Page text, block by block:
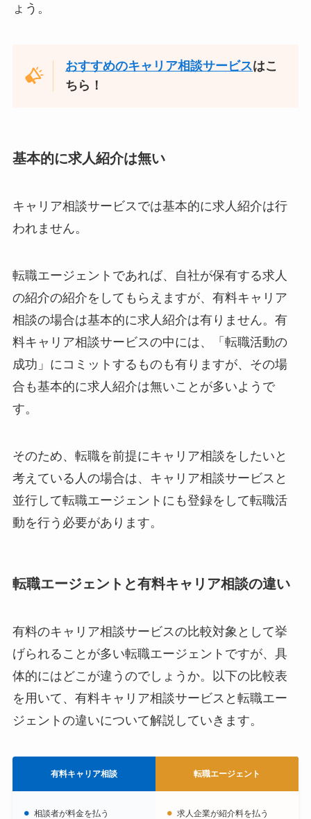
ょう。
おすすめのキャリア相談サービスはこ
ちら！
基本的に求人紹介は無い
キャリア相談サービスでは基本的に求人紹介は行
われません。
転職エージェントであれば、自社が保有する求人
の紹介の紹介をしてもらえますが、有料キャリア
相談の場合は基本的に求人紹介は有りません。有
料キャリア相談サービスの中には、「転職活動の
成功」にコミットするものも有りますが、その場
合も基本的に求人紹介は無いことが多いようで
す。
そのため、転職を前提にキャリア相談をしたいと
考えている人の場合は、キャリア相談サービスと
並行して転職エージェントにも登録をして転職活
動を行う必要があります。
転職エージェントと有料キャリア相談の違い
有料のキャリア相談サービスの比較対象として挙
げられることが多い転職エージェントですが、具
体的にはどこが違うのでしょうか。以下の比較表
を用いて、有料キャリア相談サービスと転職エー
ジェントの違いについて解説していきます。
有料キャリア相談 転職エージェント
相談者が料金を払う
求人企業が紹介料を払う